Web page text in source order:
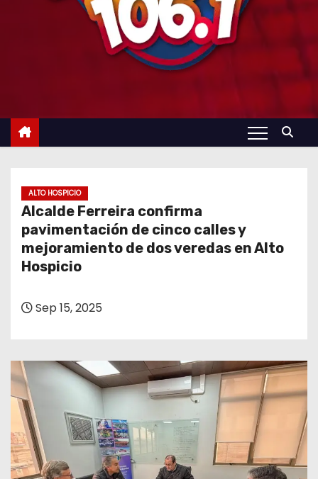
ALTO HOSPICIO
Alcalde Ferreira confirma
pavimentación de cinco calles y
mejoramiento de dos veredas en Alto
Hospicio
Sep 15, 2025